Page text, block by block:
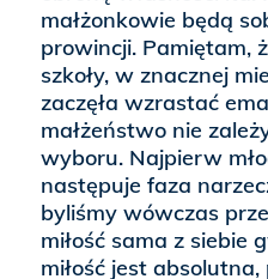
małżonkowie będą
prowincji. Pamiętam,
szkoły, w znacznej
zaczęła wzrastać
małżeństwo nie
wyboru. Najpierw
następuje faza
byliśmy wówczas
miłość sama z siebie
miłość jest